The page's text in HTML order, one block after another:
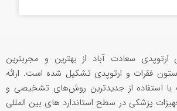
سعادت آباد از بهترین و مجربترین
فقرات و ارتوپدی تشکیل شده است. ارائه
با استفاده از جدیدترین روش‌های تشخیصی و
پزشکی در سطح استاندارد های بین المللی